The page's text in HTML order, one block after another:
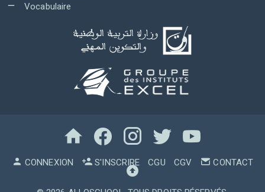
Vocabulaire
CONNEXION S'INSCRIRE CGU CGV CONTACT